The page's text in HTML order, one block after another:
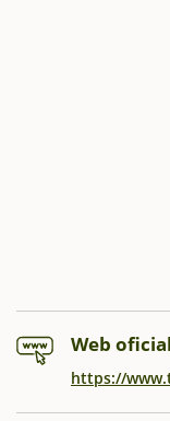
Web oficial
https://